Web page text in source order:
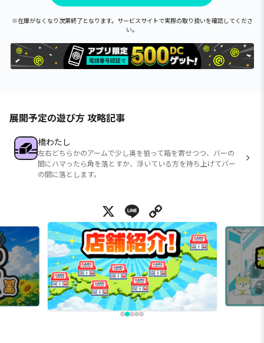
※在庫がなくなり次第終了となります。サービスサイトで実際の取り扱いを確認してくださ
い。
展開予定の遊び方 攻略記事
橋わたし
左右どちらかのアームで少し奥を狙って箱を寄せつつ、バーの
間にハマったら角を落とすか、浮いている方を持ち上げてバー
の間に落とします。
X Line